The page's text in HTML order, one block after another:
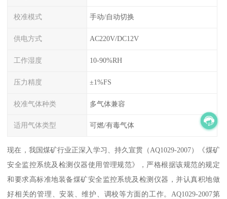
校准模式 手动/自动切换
供电方式 AC220V/DC12V
工作湿度 10-90%RH
压力精度 ±1%FS
校准气体种类 多气体兼容
适用气体类型 可燃/有毒气体
现在，我国煤矿行业正深入学习、持久宣贯（AQ1029-2007）《煤矿
安全监控系统及检测仪器使用管理规范》，严格根据该规范的规定
和要求高标准地装备煤矿安全监控系统及检测仪器，并认真积地做
好相关的管理、安装、维护、调校等方面的工作。AQ1029-2007第